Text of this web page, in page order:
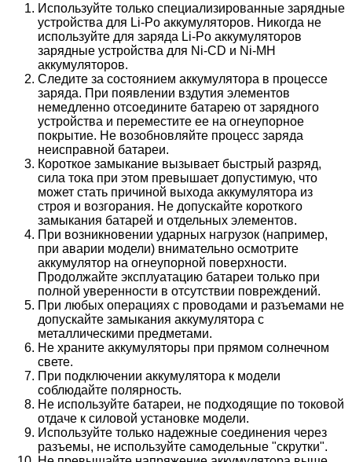
Используйте только специализированные зарядные
устройства для Li-Po аккумуляторов. Никогда не
используйте для заряда Li-Po аккумуляторов
зарядные устройства для Ni-CD и Ni-MH
аккумуляторов.
Следите за состоянием аккумулятора в процессе
заряда. При появлении вздутия элементов
немедленно отсоедините батарею от зарядного
устройства и переместите ее на огнеупорное
покрытие. Не возобновляйте процесс заряда
неисправной батареи.
Короткое замыкание вызывает быстрый разряд,
сила тока при этом превышает допустимую, что
может стать причиной выхода аккумулятора из
строя и возгорания. Не допускайте короткого
замыкания батарей и отдельных элементов.
При возникновении ударных нагрузок (например,
при аварии модели) внимательно осмотрите
аккумулятор на огнеупорной поверхности.
Продолжайте эксплуатацию батареи только при
полной уверенности в отсутствии повреждений.
При любых операциях с проводами и разъемами не
допускайте замыкания аккумулятора с
металлическими предметами.
Не храните аккумуляторы при прямом солнечном
свете.
При подключении аккумулятора к модели
соблюдайте полярность.
Не используйте батареи, не подходящие по токовой
отдаче к силовой установке модели.
Используйте только надежные соединения через
разъемы, не используйте самодельные "скрутки".